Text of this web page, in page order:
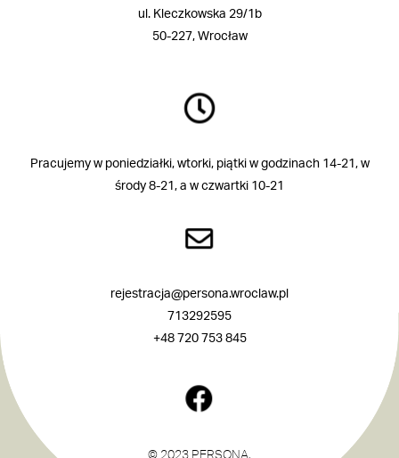
ul. Kleczkowska 29/1b
50-227, Wrocław
Pracujemy w poniedziałki, wtorki, piątki w godzinach 14-21, w
środy 8-21, a w czwartki 10-21
rejestracja@persona.wroclaw.pl
713292595
+48 720 753 845
© 2023 PERSONA,